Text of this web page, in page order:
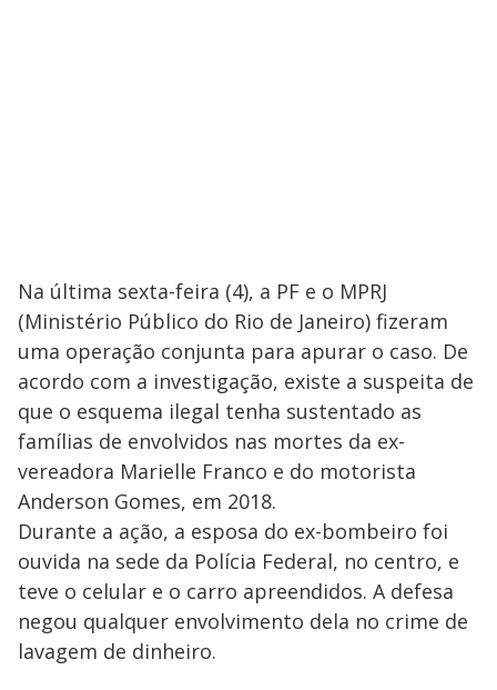
Na última sexta-feira (4), a PF e o MPRJ
(Ministério Público do Rio de Janeiro) fizeram
uma operação conjunta para apurar o caso. De
acordo com a investigação, existe a suspeita de
que o esquema ilegal tenha sustentado as
famílias de envolvidos nas mortes da ex-
vereadora Marielle Franco e do motorista
Anderson Gomes, em 2018.
Durante a ação, a esposa do ex-bombeiro foi
ouvida na sede da Polícia Federal, no centro, e
teve o celular e o carro apreendidos. A defesa
negou qualquer envolvimento dela no crime de
lavagem de dinheiro.